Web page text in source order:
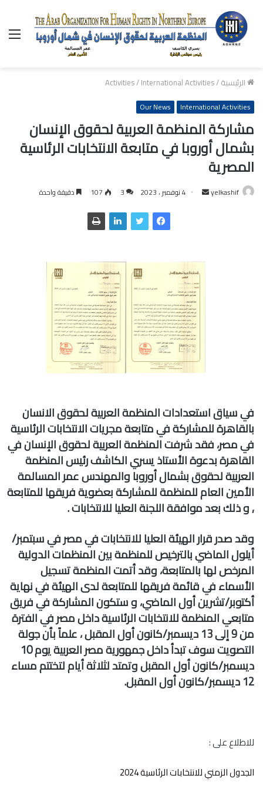
الرئيسية/
Activities/International Activities
International Activities
Our News
مشاركة المنظمة العربية لحقوق الإنسان
بشمال أوروبا في متابعة الانتخابات الرئاسية
المصرية
yelkashif
ر
د
ر
ي
ا
4 نوفمبر ، 2023 3
107 دقيقة واحدة
في سياق استعدادات المنظمة العربية لحقوق الانسان
بالقاهرة للمشاركة في متابعة مجريات الانتخابات الرئاسية
في مصر، فقد شرفت المنظمة العربية لحقوق الإنسان في
القاهرة بدعوةالأستاذيسري الكاشف رئيس المنظمة
العربية لحقوق بشمال أوروباوالمهندس عمر المسالمة
الأمين العام للمنظمة للمشاركة بعضوية فريقها للمتابعة
,و ذلك بعد موافقة اللجنة العليا للانتخابات .
وقد صدر قرار الهيئة العليا للانتخابات في مصر في سبتمبر/
أيلول الماضي بالترخيص للمنظمة بين المنظمات الدولية
المرخص لها بالمتابعة، وقد أتمت المنظمة تسجيل
الأسماءفي قائمة فريقها للمتابعة لدى الهيئة في نهاية
أكتوبر/تشرين أول الماضي، و ستكون المشاركة في فريق
متابعي المنظمة للانتخابات الرئاسية داخل مصر في الفترة
من 9 إلى 13 ديسمبر/كانون أول المقبل ، علماً بأن جولة
التصويت سوف تبدأ داخل جمهورية مصر العربية يوم 10
ديسمبر/كانون أول المقبل وتمتد لثلاثة أيام لتختتم مساء
12 ديسمبر/كانون أول المقبل.
للاطلاع على :
الجدول الزمني للانتخابات الرئاسية 2024